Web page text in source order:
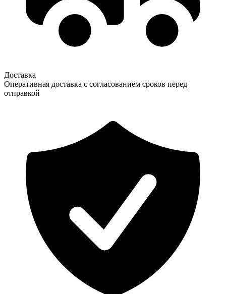
Доставка
Оперативная доставка с согласованием сроков перед
отправкой